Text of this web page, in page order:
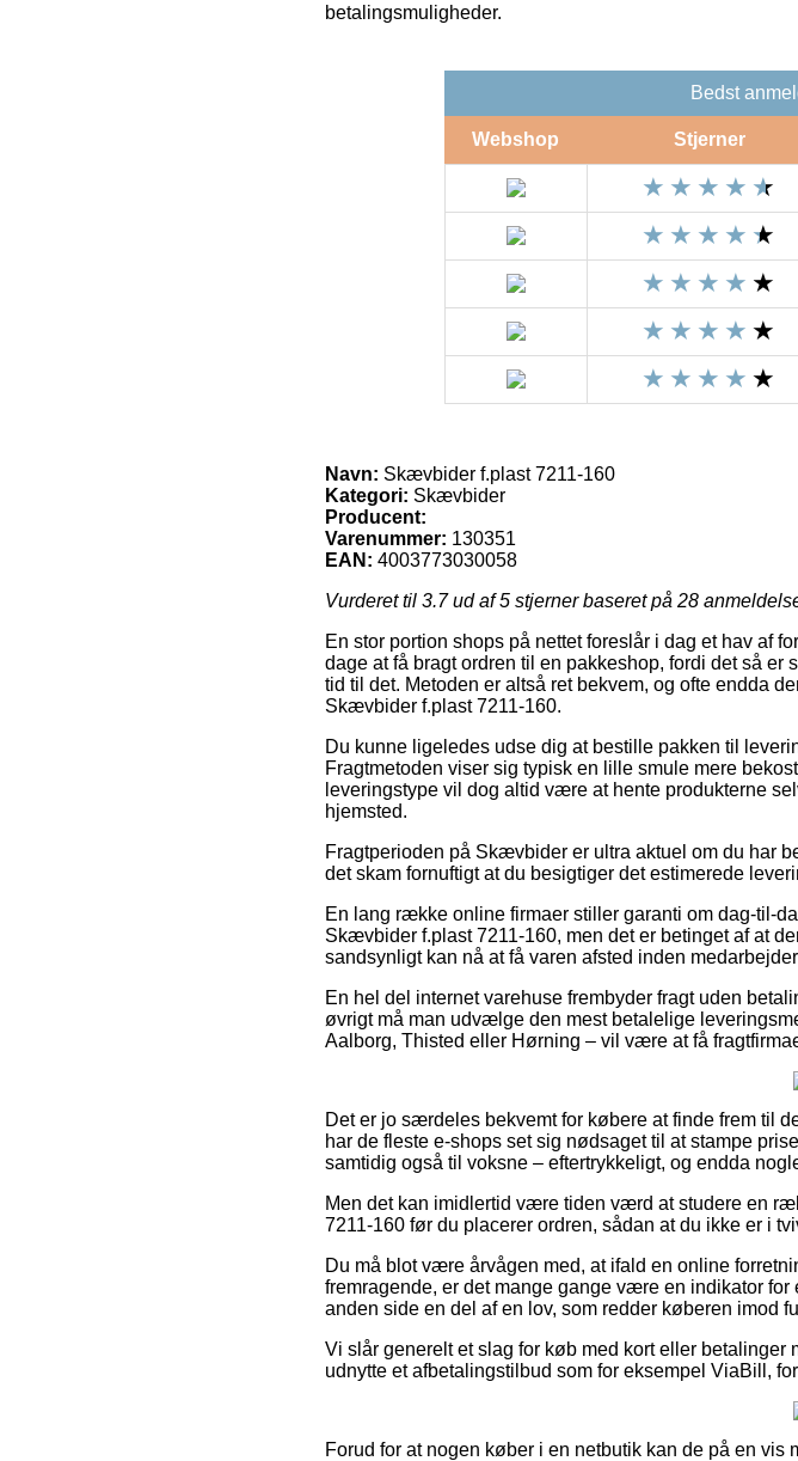
betalingsmuligheder.
Bedst
Webshop Stjerner
Navn: Skævbider f.plast 7211-160
Kategori: Skævbider
Producent:
Varenummer: 130351
EAN: 4003773030058
Vurderet til 3.7ud af 5 stjerner baseret på 28
En stor portion shops på nettet foreslår i dag et hav af
dage at få bragt ordren til en pakkeshop, fordi det så
tid til det. Metoden er altså ret bekvem, og ofte endda
Skævbider f.plast 7211-160.
Du kunne ligeledes udse dig at bestille pakken til
Fragtmetoden viser sig typisk en lille smule mere
leveringstype vil dog altid være at hente produkterne
hjemsted.
Fragtperioden på Skævbider er ultra aktuel om du har
det skam fornuftigt at du besigtiger det estimerede
En lang række online firmaer stiller garanti om dag-til-
Skævbider f.plast 7211-160, men det er betinget af at
sandsynligt kan nå at få varen afsted inden
En hel del internet varehuse frembyder fragt uden
øvrigt må man udvælge den mest betalelige
Aalborg, Thisted eller Hørning – vil være at få
Det er jo særdeles bekvemt for købere at finde frem til
har de fleste e-shops set sig nødsaget til at stampe
samtidig også til voksne – eftertrykkeligt, og endda
Men det kan imidlertid være tiden værd at studere en
7211-160 før du placerer ordren, sådan at du ikke er i
Du må blot være årvågen med, at ifald en online
fremragende, er det mange gange være en indikator
anden side en del af en lov, som redder køberen imod
Vi slår generelt et slag for køb med kort eller
udnytte et afbetalingstilbud som for eksempel ViaBill,
Forud for at nogen køber i en netbutik kan de på en